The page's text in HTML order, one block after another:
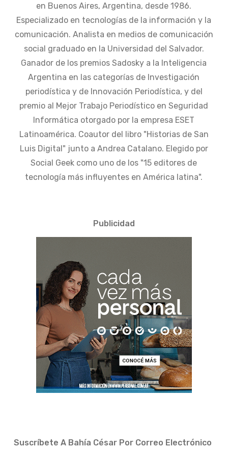
en Buenos Aires, Argentina, desde 1986.
Especializado en tecnologías de la información y la
comunicación. Analista en medios de comunicación
social graduado en la Universidad del Salvador.
Ganador de los premios Sadosky a la Inteligencia
Argentina en las categorías de Investigación
periodística y de Innovación Periodística, y del
premio al Mejor Trabajo Periodístico en Seguridad
Informática otorgado por la empresa ESET
Latinoamérica. Coautor del libro "Historias de San
Luis Digital" junto a Andrea Catalano. Elegido por
Social Geek como uno de los "15 editores de
tecnología más influyentes en América latina".
Publicidad
Suscríbete A Bahía César Por Correo Electrónico